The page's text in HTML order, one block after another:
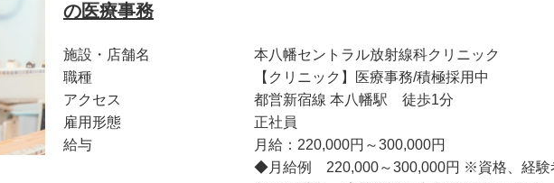
の医療事務
施設・店舗名
本八幡セントラル放射線科クリニック
職種
【クリニック】医療事務/積極採用中
アクセス
都営新宿線 本八幡駅 徒歩1分
雇用形態
正社員
給与
月給：220,000円～300,000円
◆月給例 220,000～300,000円 ※資格、経験